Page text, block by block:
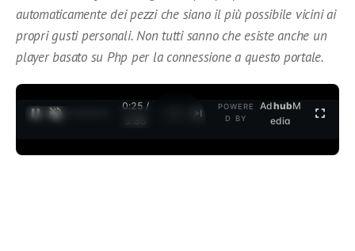
automaticamente dei pezzi che siano il più possibile vicini ai
propri gusti personali. Non tutti sanno che esiste anche un
player basato su Php per la connessione a questo portale.
0:26 /
3:35
POWERE
D BY
AdhubM
edia